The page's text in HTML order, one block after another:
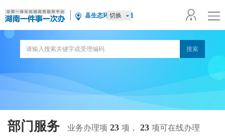
县生态环境局分局
切换
部门服务 业务办理项 23 项， 23 项可在线办理